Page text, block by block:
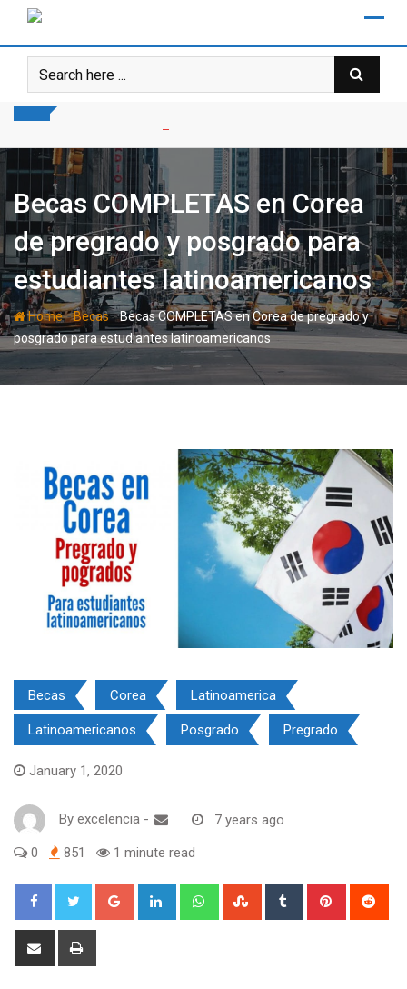
content
Becas COMPLETAS en Corea
de pregrado y posgrado para
estudiantes latinoamericanos
Home-Becas-Becas COMPLETAS en Corea de pregrado y
posgrado para estudiantes latinoamericanos
Becas Corea Latinoamerica
Latinoamericanos Posgrado Pregrado
January 1, 2020
By excelencia - 7 years ago
0 851 1 minute read
Google+ LinkedIn WhatsappStumbleUpon
Tumblr Pinterest
Share